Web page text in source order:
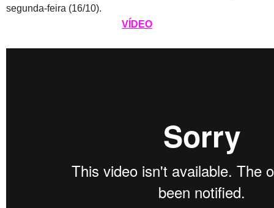
segunda-feira (16/10).
VÍDEO